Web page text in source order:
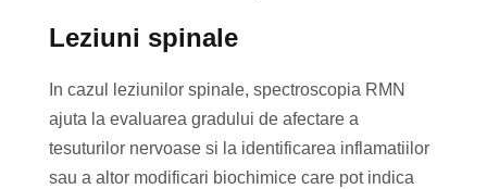
Leziuni spinale
In cazul leziunilor spinale, spectroscopia RMN
ajuta la evaluarea gradului de afectare a
tesuturilor nervoase si la identificarea inflamatiilor
sau a altor modificari biochimice care pot indica